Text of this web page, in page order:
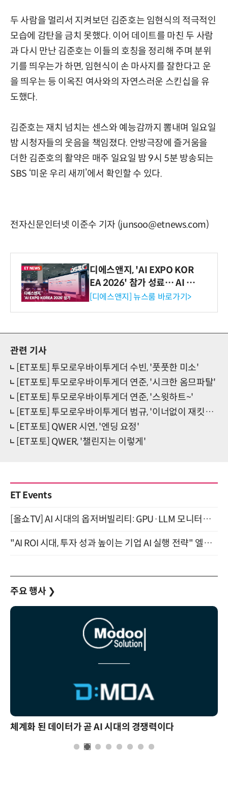
두 사람을 멀리서 지켜보던 김준호는 임현식의 적극적인
모습에 감탄을 금치 못했다. 이어 데이트를 마친 두 사람
과 다시 만난 김준호는 이들의 호칭을 정리해 주며 분위
기를 띄우는가 하면, 임현식이 손 마사지를 잘한다고 운
을 띄우는 등 이옥진 여사와의 자연스러운 스킨십을 유
도했다.
김준호는 재치 넘치는 센스와 예능감까지 뽐내며 일요일
밤 시청자들의 웃음을 책임졌다. 안방극장에 즐거움을
더한 김준호의 활약은 매주 일요일 밤 9시 5분 방송되는
SBS ‘미운 우리 새끼’에서 확인할 수 있다.
전자신문인터넷 이준수 기자 (junsoo@etnews.com)
디에스앤지, 'AI EXPO KOR
EA 2026' 참가 성료… AI 전
생애주기 아우르는 통합 솔루
[디에스앤지] 뉴스룸 바로가기>
관련 기사
[ET포토] 투모로우바이투게더 수빈, '풋풋한 미소'
[ET포토] 투모로우바이투게더 연준, '시크한 옴므파탈'
[ET포토] 투모로우바이투게더 연준, '스윗하트~'
[ET포토] 투모로우바이투게더 범규, '이너없이 재킷만~섹시'
[ET포토] QWER 시연, '엔딩 요정'
[ET포토] QWER, '챌린지는 이렇게'
ET Events
[올쇼TV] AI 시대의 옵저버빌리티: GPU·LLM 모니터링부터 AI 기반 장애 대응까지 (8/11 생방송)
"AI ROI 시대, 투자 성과 높이는 기업 AI 실행 전략" 엘타워 6층 (9월 18일)
주요 행사 ❯
체계화 된 데이터가 곧 AI 시대의 경쟁력이다